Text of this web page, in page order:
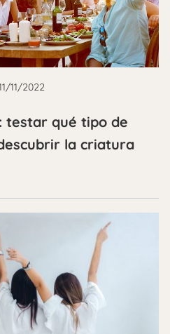
11/2022
testar qué tipo de
la criatura